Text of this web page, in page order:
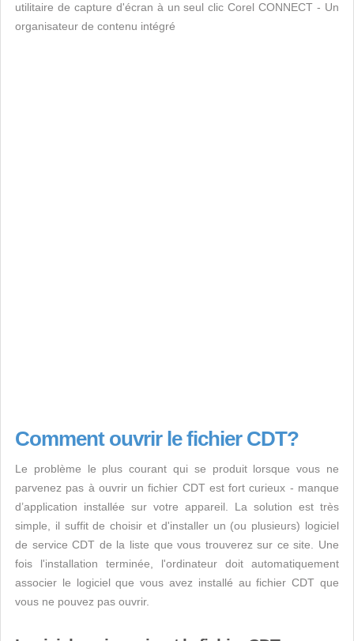
utilitaire de capture d'écran à un seul clic Corel CONNECT - Un
organisateur de contenu intégré
Comment ouvrir le fichier CDT?
Le problème le plus courant qui se produit lorsque vous ne
parvenez pas à ouvrir un fichier CDT est fort curieux - manque
d’application installée sur votre appareil. La solution est très
simple, il suffit de choisir et d'installer un (ou plusieurs) logiciel
de service CDT de la liste que vous trouverez sur ce site. Une
fois l'installation terminée, l'ordinateur doit automatiquement
associer le logiciel que vous avez installé au fichier CDT que
vous ne pouvez pas ouvrir.